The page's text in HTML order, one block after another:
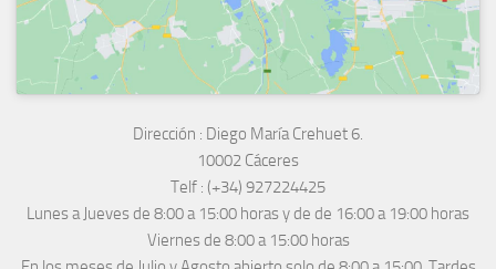
Dirección : Diego María Crehuet 6.
10002 Cáceres
Telf : (+34) 927224425
Lunes a Jueves de 8:00 a 15:00 horas y de de 16:00 a 19:00 horas
Viernes de 8:00 a 15:00 horas